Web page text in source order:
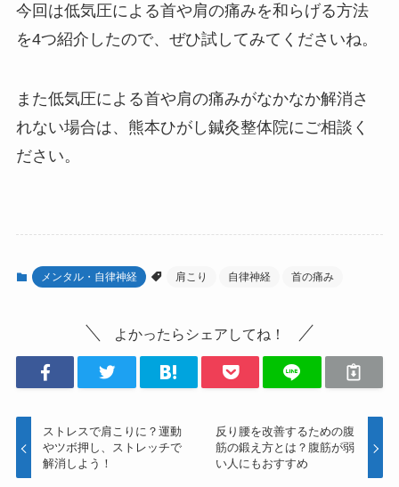
今回は低気圧による首や肩の痛みを和らげる方法
を4つ紹介したので、ぜひ試してみてくださいね。
また低気圧による首や肩の痛みがなかなか解消さ
れない場合は、熊本ひがし鍼灸整体院にご相談く
ださい。
メンタル・自律神経 肩こり 自律神経 首の痛み
よかったらシェアしてね！
ストレスで肩こりに？運動
やツボ押し、ストレッチで
解消しよう！
反り腰を改善するための腹
筋の鍛え方とは？腹筋が弱
い人にもおすすめ